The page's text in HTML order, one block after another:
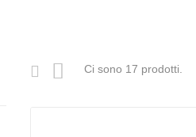
Ci sono 17 prodotti.